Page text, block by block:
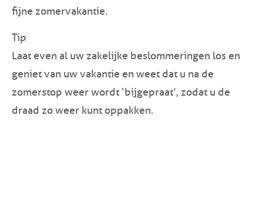
fijne zomervakantie.
Tip
Laat even al uw zakelijke beslommeringen los en
geniet van uw vakantie en weet dat u na de
zomerstop weer wordt ‘bijgepraat’, zodat u de
draad zo weer kunt oppakken.